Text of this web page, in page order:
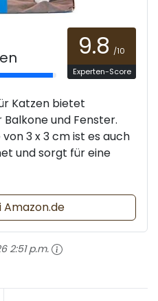
9.8 /10
Experten-Score
Katzen bietet
und Fenster.
3 x 3 cm ist es auch
und sorgt für eine
2:51 p.m.